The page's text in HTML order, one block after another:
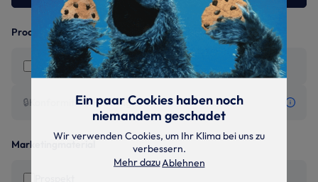
Produktinformationen
Montage- und Betriebsanleitung
🔒Konformitätserklärung
Marketingmaterial
Ein paar Cookies haben noch
niemandem geschadet
Wir verwenden Cookies, um Ihr Klima bei uns zu
verbessern.
Mehr dazuAblehnen